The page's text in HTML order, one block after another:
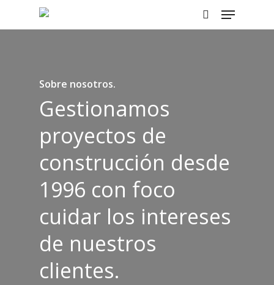
search
Menu
Sobre nosotros.
Gestionamos
proyectos de
construcción desde
1996 con foco
cuidar los intereses
de nuestros
clientes.